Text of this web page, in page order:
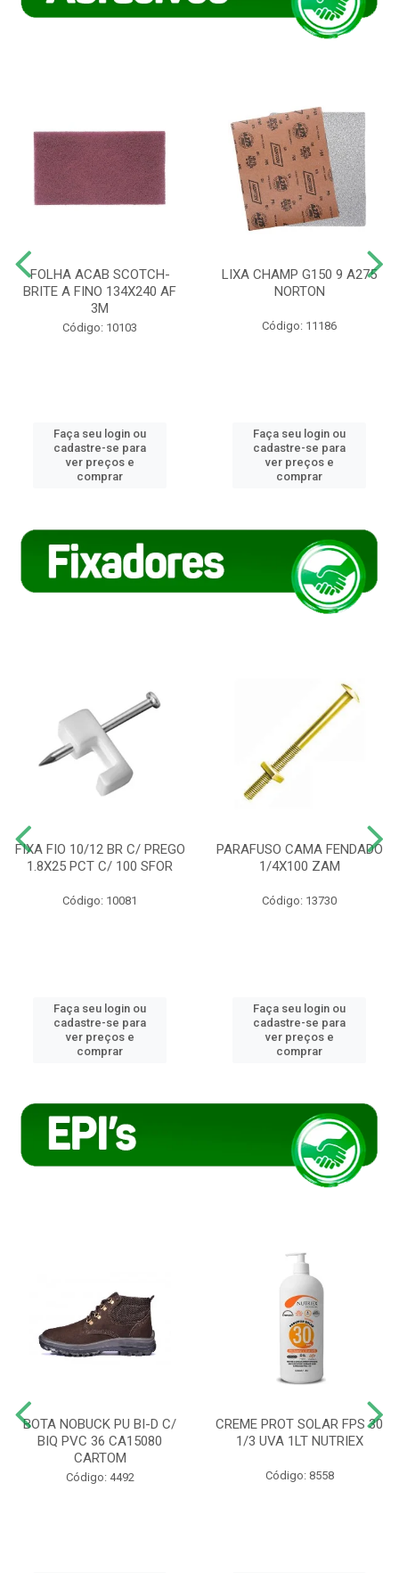
FOLHA ACAB SCOTCH-
BRITE A FINO 134X240 AF
3M
Código: 10103
Faça seu login ou
cadastre-se para
ver preços e
comprar
LIXA CHAMP G150 9 A275
NORTON
Código: 11186
Faça seu login ou
cadastre-se para
ver preços e
comprar
FIXA FIO 10/12 BR C/ PREGO
1.8X25 PCT C/ 100 SFOR
Código: 10081
Faça seu login ou
cadastre-se para
ver preços e
comprar
PARAFUSO CAMA FENDADO
1/4X100 ZAM
Código: 13730
Faça seu login ou
cadastre-se para
ver preços e
comprar
BOTA NOBUCK PU BI-D C/
BIQ PVC 36 CA15080
CARTOM
Código: 4492
CREME PROT SOLAR FPS 30
1/3 UVA 1LT NUTRIEX
Código: 8558